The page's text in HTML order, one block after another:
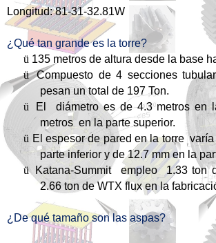
Longitud: 81-31-32.81W
¿Qué tan grande es la torre?
ü 135 metros de altura desde la base
ü
Compuesto de 4 secciones
pesan un total de 197 Ton.
ü
El diámetro es de 4.3 metros en
metros en la parte superior.
ü El espesor de pared en la torre
parte inferior y de 12.7 mm en la
ü
Katana-Summit empleo 1.33 ton
2.66 ton de WTX flux en la
¿De qué tamaño son las aspas?